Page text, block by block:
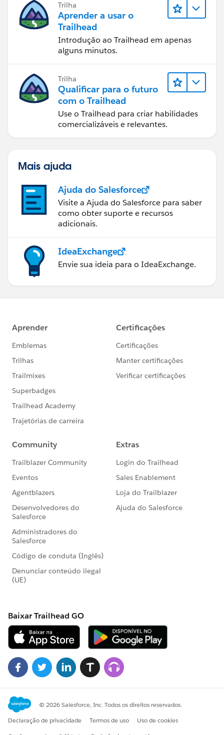
Trilha
Aprender a usar o
Trailhead
Introdução ao Trailhead em apenas
alguns minutos.
Trilha
Qualificar para o futuro
com o Trailhead
Use o Trailhead para criar habilidades
comercializáveis e relevantes.
Mais ajuda
Ajuda do Salesforce
Visite a Ajuda do Salesforce para saber
como obter suporte e recursos
adicionais.
IdeaExchange
Envie sua ideia para o IdeaExchange.